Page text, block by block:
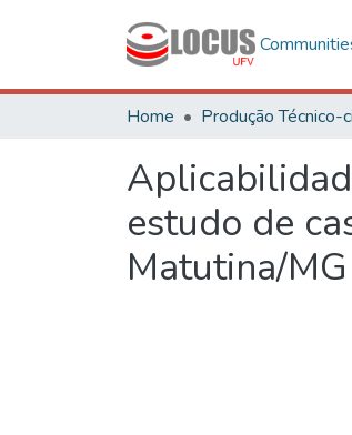
Home Produção Técnico-
estudo de
Matutina/